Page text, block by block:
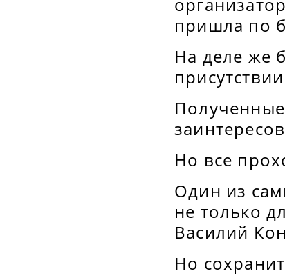
пришла по
На деле же
Но все
Один из
не только
Василий
Но